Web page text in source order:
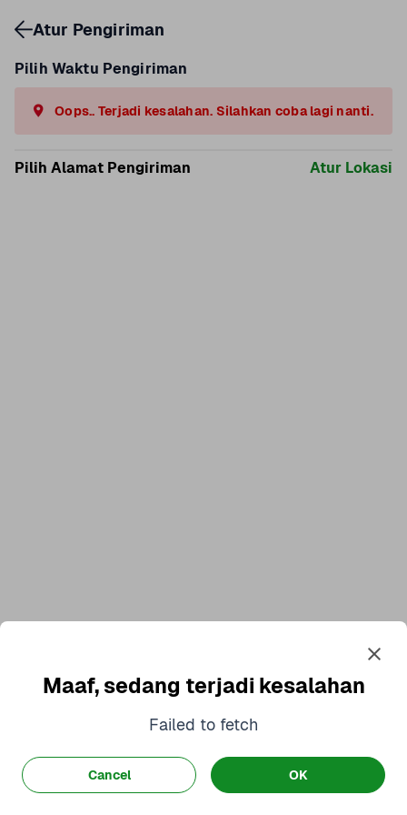
Pilih Waktu Pengiriman
Oops.. Terjadi kesalahan. Silahkan coba lagi nanti.
Pilih Alamat Pengiriman Atur Lokasi
Terapkan
Atur Pengiriman
Maaf, sedang terjadi kesalahan
Failed to fetch
Cancel OK